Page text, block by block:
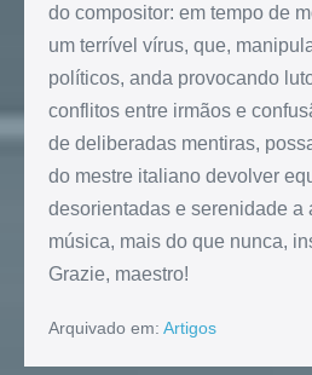
do compositor: em tempo de
um terrível vírus, que,
políticos, anda provocando
conflitos entre irmãos e
de deliberadas mentiras,
do mestre italiano devolver
desorientadas e serenidade a
música, mais do que nunca,
Grazie, maestro!
Arquivado em: Artigos